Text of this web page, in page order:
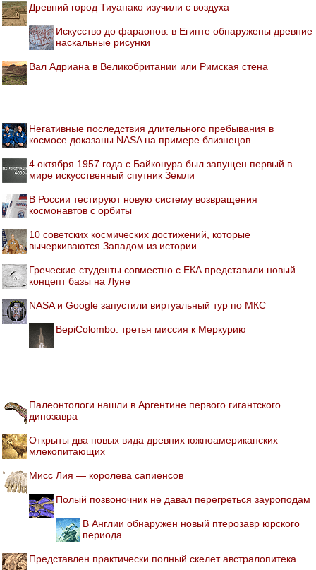
Древний город Тиуанако изучили с воздуха
Искусство до фараонов: в Египте обнаружены древние
наскальные рисунки
Вал Адриана в Великобритании или Римская стена
Негативные последствия длительного пребывания в
космосе доказаны NASA на примере близнецов
4 октября 1957 года с Байконура был запущен первый в
мире искусственный спутник Земли
В России тестируют новую систему возвращения
космонавтов с орбиты
10 советских космических достижений, которые
вычеркиваются Западом из истории
Греческие студенты совместно с ЕКА представили новый
концепт базы на Луне
NASA и Google запустили виртуальный тур по МКС
BepiColombo: третья миссия к Меркурию
Палеонтологи нашли в Аргентине первого гигантского
динозавра
Открыты два новых вида древних южноамериканских
млекопитающих
Мисс Лия — королева сапиенсов
Полый позвоночник не давал перегреться зауроподам
В Англии обнаружен новый птерозавр юрского
периода
Представлен практически полный скелет австралопитека